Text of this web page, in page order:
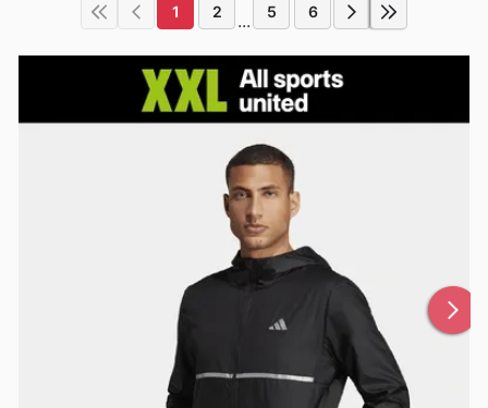
1 2 ... 5 6